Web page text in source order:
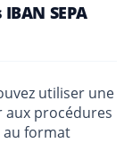
SEPA
utiliser une
procédures
au format